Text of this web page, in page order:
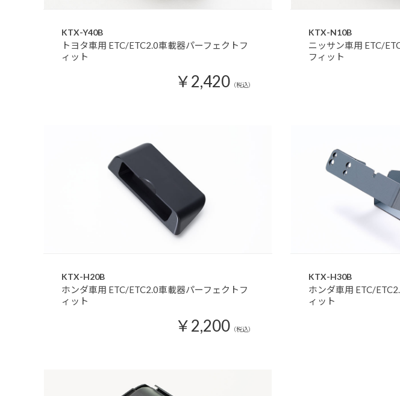
KTX-Y40B
トヨタ車用 ETC/ETC2.0車載器パーフェクトフ
ィット
￥2,420 （税込）
KTX-N10B
ニッサン車用 ETC/
フィット
KTX-H20B
ホンダ車用 ETC/ETC2.0車載器パーフェクトフ
ィット
￥2,200 （税込）
KTX-H30B
ホンダ車用 ETC/
ィット